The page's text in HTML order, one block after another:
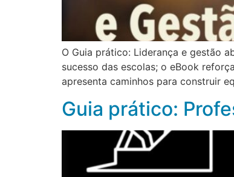
O Guia prático: Liderança e gestão
sucesso das escolas; o eBook
apresenta caminhos para construir
Guia prático: